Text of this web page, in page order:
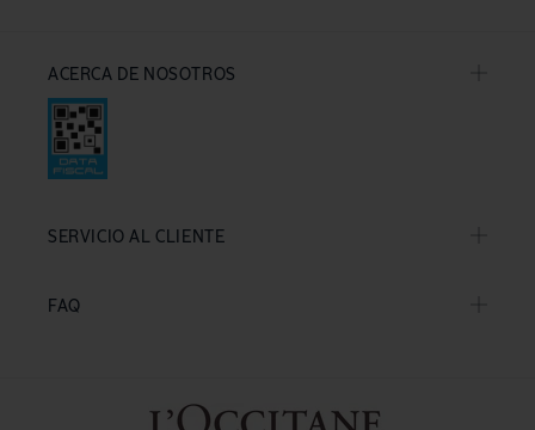
ACERCA DE NOSOTROS
SERVICIO AL CLIENTE
FAQ